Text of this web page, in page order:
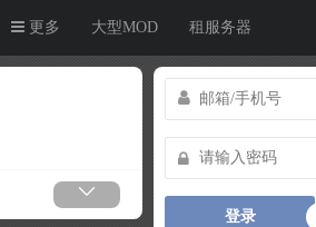
更多 大型MOD 租服务器
登录